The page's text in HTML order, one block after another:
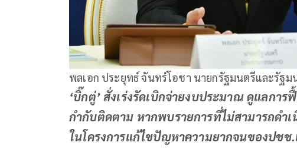
พลเอก ประยุทธ์ จันทร์โอชา นายกรัฐมนตรีและรัฐม
‘บิ๊กตู่’ สั่งเร่งรัดเบิกจ่ายงบประมาณ ดูแลกา
กำกับติดตาม หากพบรายการที่ไม่สามารถดำ
ในโครงการแก้ไขปัญหาความยากจนของปชช